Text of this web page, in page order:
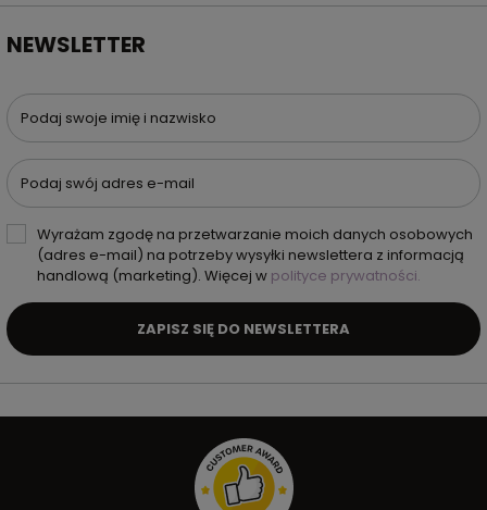
NEWSLETTER
Podaj swoje imię i nazwisko
Podaj swój adres e-mail
Wyrażam zgodę na przetwarzanie moich danych osobowych
(adres e-mail) na potrzeby wysyłki newslettera z informacją
handlową (marketing). Więcej w polityce prywatności.
ZAPISZ SIĘ DO NEWSLETTERA